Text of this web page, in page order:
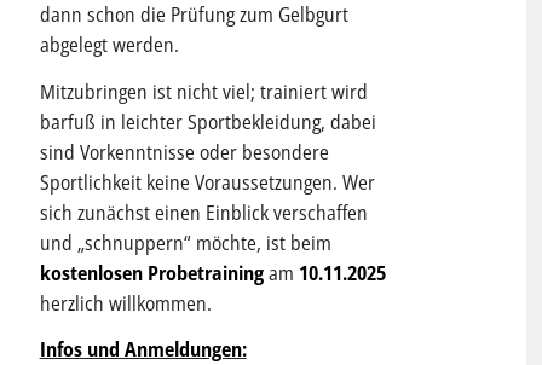
dann schon die Prüfung zum Gelbgurt
abgelegt werden.
Mitzubringen ist nicht viel; trainiert wird
barfuß in leichter Sportbekleidung, dabei
sind Vorkenntnisse oder besondere
Sportlichkeit keine Voraussetzungen. Wer
sich zunächst einen Einblick verschaffen
und „schnuppern“ möchte, ist beim
kostenlosen Probetrainingam 10.11.2025
herzlich willkommen.
Infos und Anmeldungen: